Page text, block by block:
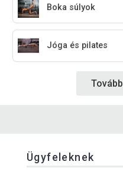
Boka súlyok
Jóga és pilates
Ügyfeleknek